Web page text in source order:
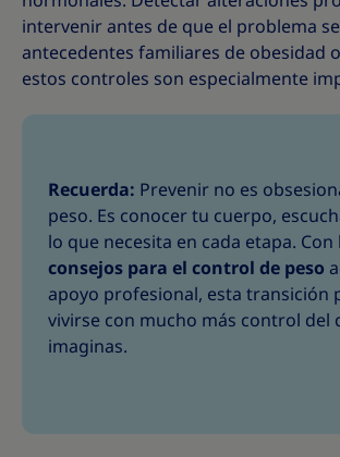
intervenir antes de que el problema
antecedentes familiares de obesidad
estos controles son especialmente
Recuerda: Prevenir no es
peso. Es conocer tu cuerpo,
lo que necesita en cada etapa. Con
consejos para el control de peso
apoyo profesional, esta transición
vivirse con mucho más control del
imaginas.